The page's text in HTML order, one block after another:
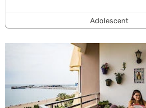
Adolescent